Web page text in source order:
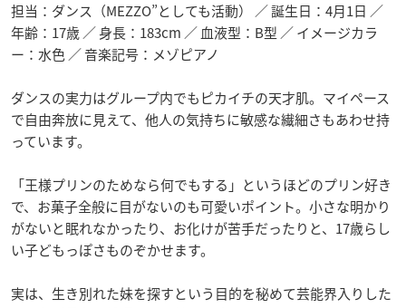
担当：ダンス（MEZZO”としても活動） ／ 誕生日：4月1日 ／
年齢：17歳 ／ 身長：183cm ／ 血液型：B型 ／ イメージカラ
ー：水色 ／ 音楽記号：メゾピアノ
ダンスの実力はグループ内でもピカイチの天才肌。マイペース
で自由奔放に見えて、他人の気持ちに敏感な繊細さもあわせ持
っています。
「王様プリンのためなら何でもする」というほどのプリン好き
で、お菓子全般に目がないのも可愛いポイント。小さな明かり
がないと眠れなかったり、お化けが苦手だったりと、17歳らし
い子どもっぽさものぞかせます。
実は、生き別れた妹を探すという目的を秘めて芸能界入りした